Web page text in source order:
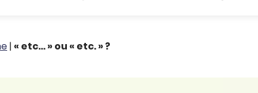
| « etc… » ou « etc. » ?